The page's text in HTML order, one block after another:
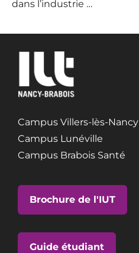
dans l’industrie …
Campus Villers-lès-Nancy
Campus Lunéville
Campus Brabois Santé
Brochure de l'IUT
Guide étudiant